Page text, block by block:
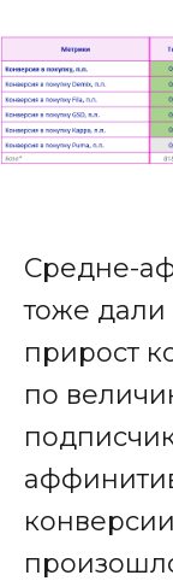
Средне-
тоже дали
прирост
по
Как
для
вашего
Поможем
и бизнес-
выбрать
всем